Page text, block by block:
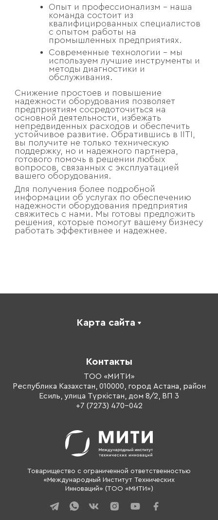
Опыт и профессионализм – наша
команда состоит из
квалифицированных специалистов
с опытом работы на
промышленных предприятиях.
Современные технологии – мы
используем лучшие инструменты и
методы диагностики и
обслуживания.
Снижение простоев и повышение
надежности оборудования позволяет
предприятиям сосредоточиться на
основной деятельности, избежать
непредвиденных расходов и обеспечить
устойчивое развитие. Обратившись в IITI,
вы получите не только техническую
поддержку, но и надежного партнера,
готового помочь в решении любых
вопросов, связанных с эксплуатацией
вашего оборудования.
Для получения более подробной
информации об услугах по обеспечению
надежности оборудования предприятия
свяжитесь с нами. Мы готовы предложить
решения, которые помогут вашему бизнесу
работать эффективнее и надежнее.
Товарищество с ограниченной ответственностью
«Международный Институт Технических
Инноваций» (ТОО «МИТИ»)
Карта сайта
Оплата обучения
Тренеры
О компании
Контакты
Контакты
ТОО «МИТИ»
Республика Казахстан, 010000, город Астана, район
Есиль, улица Түркістан, дом 8/2, ВП 3
+7 (7273) 470-042